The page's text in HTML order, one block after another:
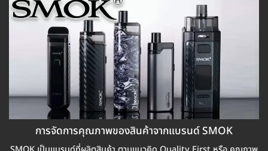
การจัดการคุณภาพของสินค้าจากแบรนด์ SMOK